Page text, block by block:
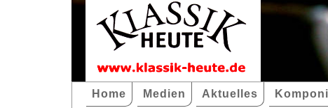
Home Medien Aktuelles